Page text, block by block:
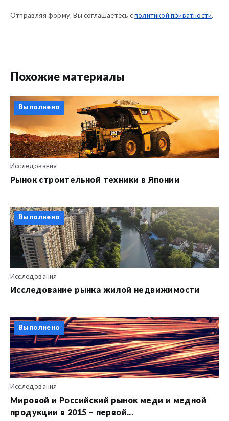
Отправляя форму, Вы соглашаетесь с политикой приватности.
Похожие материалы
Выполнено
Исследования
Рынок строительной техники в Японии
Выполнено
Исследования
Исследование рынка жилой недвижимости
Выполнено
Исследования
Мировой и Российский рынок меди и медной
продукции в 2015 – первой...